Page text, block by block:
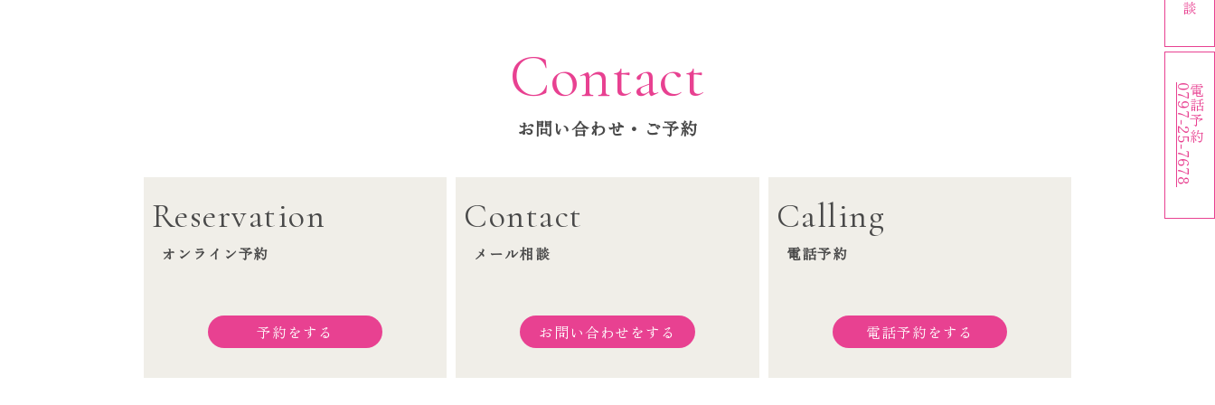
Contact
お問い合わせ・ご予約
Reservation
オンライン予約
予約をする
Contact
メール相談
お問い合わせをする
Calling
電話予約
電話予約をする
電話予約
0797-25-7678